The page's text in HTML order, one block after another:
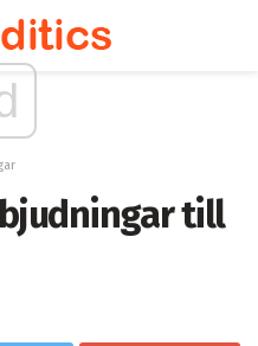
till